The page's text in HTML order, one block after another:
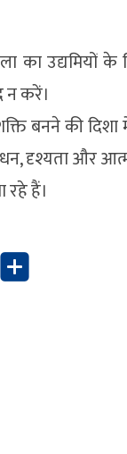
का उद्यमियों
न करें।
बनने की
और
रहे हैं।